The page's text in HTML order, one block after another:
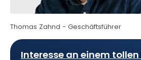
Thomas Zahnd - Geschäftsführer
Interesse an einem tollen